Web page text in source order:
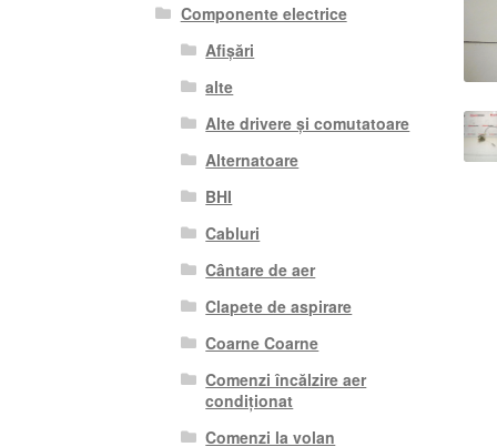
Componente electrice
Afișări
alte
Alte drivere și comutatoare
Alternatoare
BHI
Cabluri
Cântare de aer
Clapete de aspirare
Coarne Coarne
Comenzi încălzire aer
condiționat
Comenzi la volan